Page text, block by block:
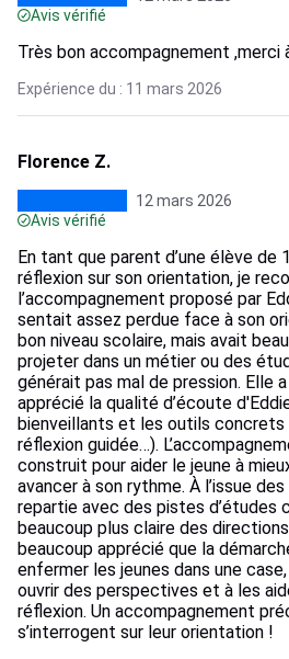
Avis vérifié
Très bon accompagnement ,merci
Expérience du : 11 mars 2026
Florence Z.
12 mars 2026
Avis vérifié
En tant que parent d’une élève de
réflexion sur son orientation, je
l’accompagnement proposé par
sentait assez perdue face à son
bon niveau scolaire, mais avait
projeter dans un métier ou des
générait pas mal de pression. Elle
apprécié la qualité d’écoute
bienveillants et les outils
réflexion guidée…).
construit pour aider le jeune à
avancer à son rythme. À l’issue
repartie avec des pistes d’études
beaucoup plus claire des
beaucoup apprécié que la
enfermer les jeunes dans une
ouvrir des perspectives et à les
réflexion. Un accompagnement
s’interrogent sur leur orientation !